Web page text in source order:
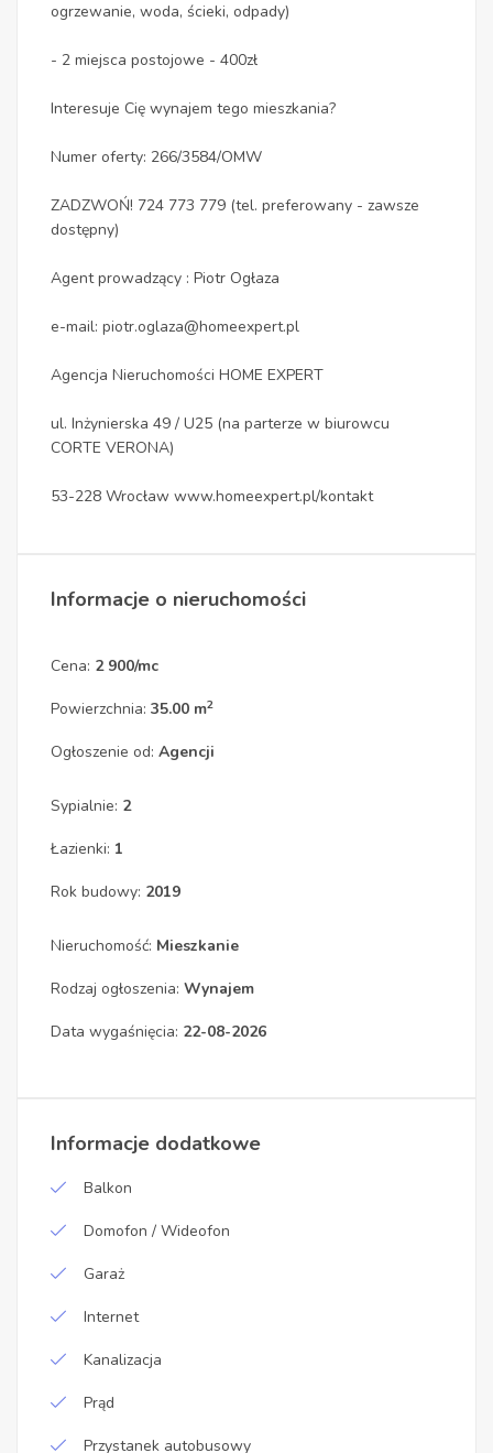
ogrzewanie, woda, ścieki, odpady)
- 2 miejsca postojowe - 400zł
Interesuje Cię wynajem tego mieszkania?
Numer oferty: 266/3584/OMW
ZADZWOŃ! 724 773 779 (tel. preferowany - zawsze
dostępny)
Agent prowadzący : Piotr Ogłaza
e-mail: piotr.oglaza@homeexpert.pl
Agencja Nieruchomości HOME EXPERT
ul. Inżynierska 49 / U25 (na parterze w biurowcu
CORTE VERONA)
53-228 Wrocław www.homeexpert.pl/kontakt
Informacje o nieruchomości
Cena: 2 900/mc
Powierzchnia: 35.00 m2
Ogłoszenie od: Agencji
Sypialnie: 2
Łazienki: 1
Rok budowy: 2019
Nieruchomość: Mieszkanie
Rodzaj ogłoszenia: Wynajem
Data wygaśnięcia: 22-08-2026
Informacje dodatkowe
Balkon
Domofon / Wideofon
Garaż
Internet
Kanalizacja
Prąd
Przystanek autobusowy